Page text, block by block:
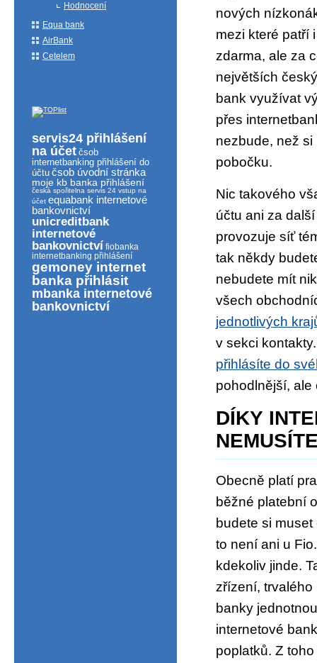
nových
mezi které patří
zdarma, ale za
největších
bank využívat
přes
nezbude, než
pobočku.
Nic takového
účtu ani za
provozuje síť
tak někdy
nebudete mít
všech
jednotlivých
v sekci
přihlásíte do
pohodlnější, ale
DÍKY
Obecně platí
běžné platební
budete si
to není ani u
kdekoliv jinde.
zřízení, trvalého
banky
internetové
poplatků. Z
Hodnocení
Equa bank
AirBank
Cetelem
servis24 přihlášení
na účet čsob
internetbanking přihlášení do
účtu čsob úvodní stránka
moje kb banka přihlášení
česká spořitelna servis 24 vstup na
účet equabank internetové
bankovnictví
unicreditbank
internetové
bankovnictví fiobanka
internetbanking přihlášení
gemoney internet
banka přihlásit
mbanka internetové
bankovnictví